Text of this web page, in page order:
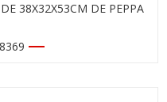
38X32X53CM DE PEPPA